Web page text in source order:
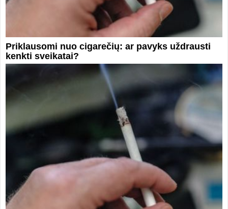
Priklausomi nuo cigarečių: ar pavyks uždrausti
kenkti sveikatai?